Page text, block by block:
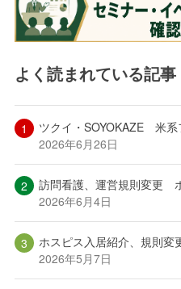
よく読まれている記事
ツクイ・SOYOKAZE 米系
2026年6月26日
訪問看護、運営規則変更
2026年6月4日
ホスピス入居紹介、規則
2026年5月7日